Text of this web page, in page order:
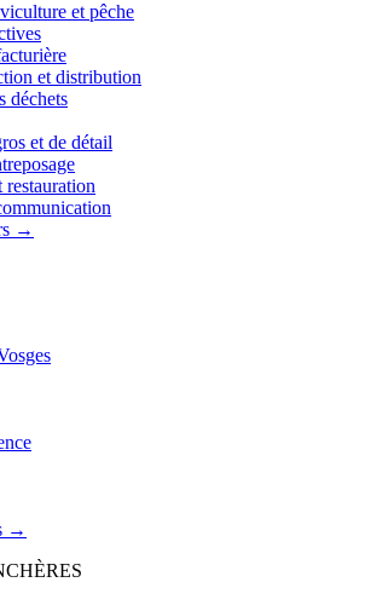
et pêche
et distribution
déchets
et de détail
restauration
→
→